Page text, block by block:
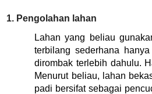
1. Pengolahan lahan
Lahan yang beliau
terbilang sederhana
dirombak terlebih dahulu.
Menurut beliau, lahan
padi bersifat sebagai